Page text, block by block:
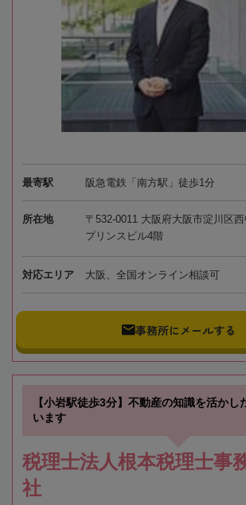
最寄駅 阪急電鉄「南方駅」徒歩1分
所在地
〒532-0011 大阪府大阪市淀川区
プリンスビル4階
対応エリア 大阪、全国オンライン相談可
事務所にメールする
【小岩駅徒歩3分】不動産の知識を活かし
います
税理士法人根本税理士事
社